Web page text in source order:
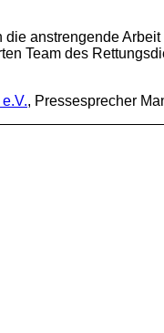
anstrengende
Team des
, Pressesprecher